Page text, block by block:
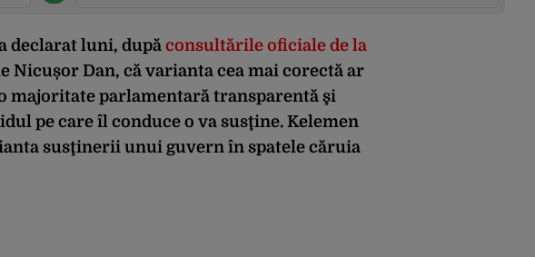
declarat luni, dupăconsultările oficiale de la
Nicușor Dan, că varianta cea mai corectă ar
majoritate parlamentară transparentă şi
pe care îl conduce o va susţine. Kelemen
susţinerii unui guvern în spatele căruia